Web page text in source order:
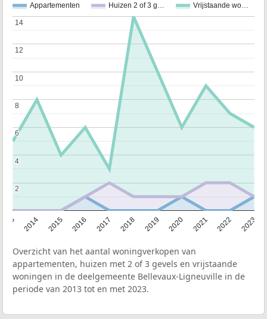
Appartementen Huizen 2 of 3 g… Vrijstaande wo…
2014 2015 2016 2017 2018 2019 2020 2021 2022 2023
2
2
4
4
6
6
8
8
10
10
12
12
14
14
Overzicht van het aantal woningverkopen van
appartementen, huizen met 2 of 3 gevels en vrijstaande
woningen in de deelgemeente Bellevaux-Ligneuville in de
periode van 2013 tot en met 2023.